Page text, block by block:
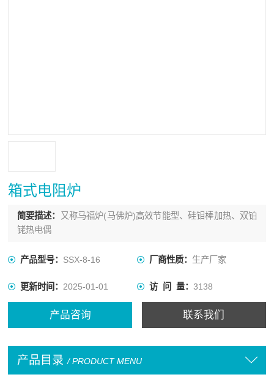
箱式电阻炉
简要描述：
又称马福炉(马佛炉)高效节能型、硅钼棒加热、双铂
铑热电偶
产品型号： SSX-8-16 厂商性质： 生产厂家
更新时间：2025-01-01 访 问 量： 3138
产品咨询 联系我们
产品目录 / PRODUCT MENU